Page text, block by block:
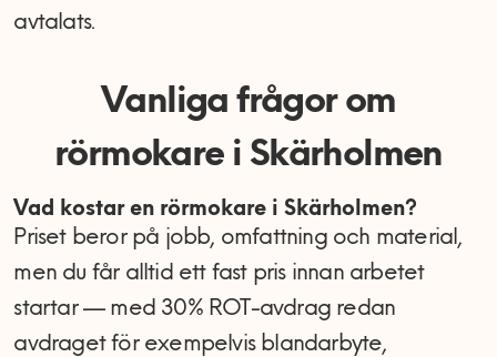
avtalats.
Vanliga frågor om
rörmokare i Skärholmen
Vad kostar en rörmokare i Skärholmen?
Priset beror på jobb, omfattning och material,
men du får alltid ett fast pris innan arbetet
startar — med 30% ROT-avdrag redan
avdraget för exempelvis blandarbyte,